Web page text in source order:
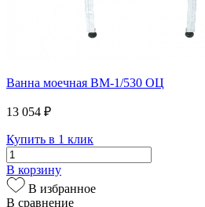
Ванна моечная ВМ-1/530 ОЦ
13 054 ₽
Купить в 1 клик
В корзину
В избранное
В сравнение